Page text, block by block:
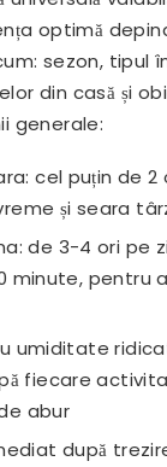
optimă
sezon, tipul
din casă și
generale:
cel puțin de 2
și seara
de 3-4 ori pe
minute, pentru
umiditate
fiecare
abur
după